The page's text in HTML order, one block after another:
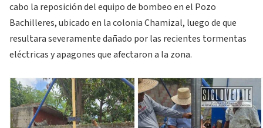
cabo la reposición del equipo de bombeo en el Pozo
Bachilleres, ubicado en la colonia Chamizal, luego de que
resultara severamente dañado por las recientes tormentas
eléctricas y apagones que afectaron a la zona.